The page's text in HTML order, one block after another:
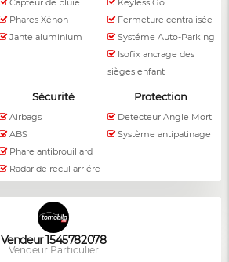
Capteur de pluie
Phares Xénon
Jante aluminium
Keyless Go
Fermeture centralisée
Systéme Auto-Parking
Isofix ancrage des
sièges enfant
Sécurité
Airbags
ABS
Phare antibrouillard
Radar de recul arriére
Protection
Detecteur Angle Mort
Système antipatinage
Vendeur 1545782078
Vendeur Particulier